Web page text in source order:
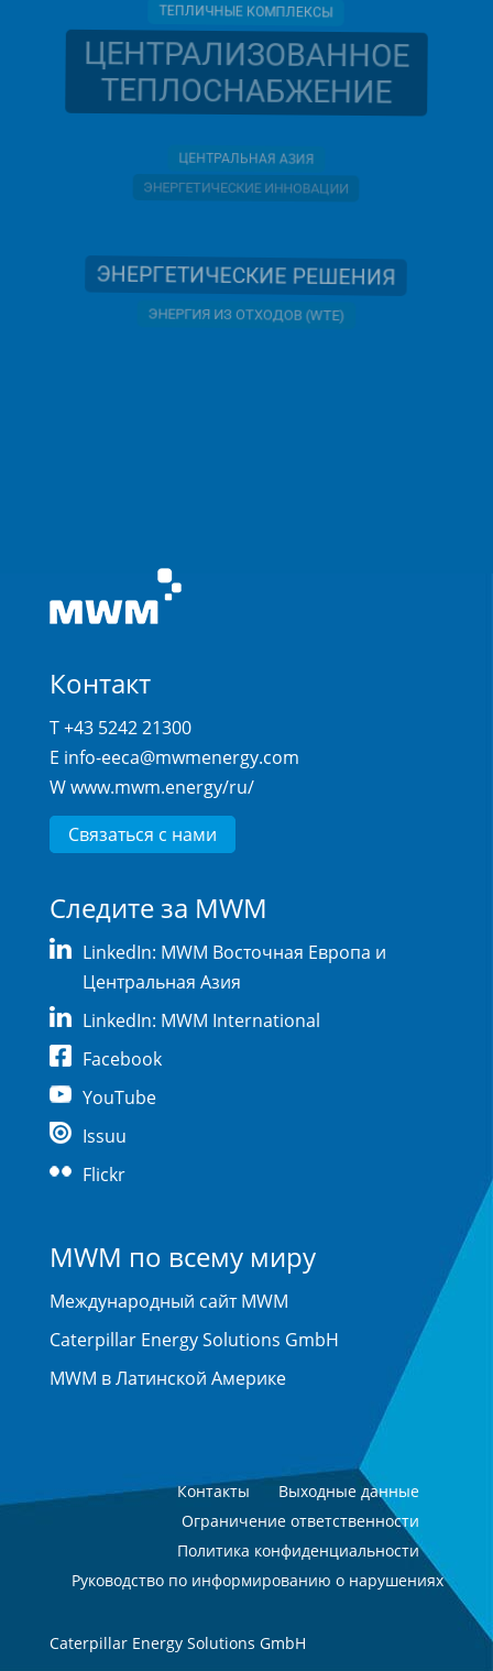
ТЕПЛИЧНЫЕ КОМПЛЕКСЫ
ЦЕНТРАЛИЗОВАННОЕ
ТЕПЛОСНАБЖЕНИЕ
ЭНЕРГЕТИЧЕСКИЕ ИННОВАЦИИ
ЭНЕРГЕТИЧЕСКИЕ РЕШЕНИЯ
Контакт
T +43 5242 21300
E info-eeca@mwmenergy.com
Wwww.mwm.energy/ru/
Связаться с нами
Следите за MWM
LinkedIn: MWM Восточная Европа и
Центральная Азия
LinkedIn: MWM International
Facebook
YouTube
Issuu
Flickr
MWM по всему миру
Международный сайт MWM
Caterpillar Energy Solutions GmbH
MWM в Латинской Америке
Контакты
Выходные данные
Ограничение ответственности
Политика конфиденциальности
Руководство по информированию о нарушениях
Caterpillar Energy Solutions GmbH